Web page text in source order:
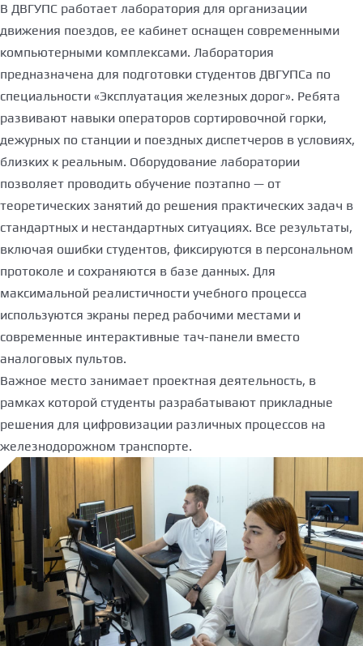
В ДВГУПС работает лаборатория для организации
движения поездов, ее кабинет оснащен современными
компьютерными комплексами. Лаборатория
предназначена для подготовки студентов ДВГУПСа по
специальности «Эксплуатация железных дорог». Ребята
развивают навыки операторов сортировочной горки,
дежурных по станции и поездных диспетчеров в условиях,
близких к реальным. Оборудование лаборатории
позволяет проводить обучение поэтапно — от
теоретических занятий до решения практических задач в
стандартных и нестандартных ситуациях. Все результаты,
включая ошибки студентов, фиксируются в персональном
протоколе и сохраняются в базе данных. Для
максимальной реалистичности учебного процесса
используются экраны перед рабочими местами и
современные интерактивные тач-панели вместо
аналоговых пультов.
Важное место занимает проектная деятельность, в
рамках которой студенты разрабатывают прикладные
решения для цифровизации различных процессов на
железнодорожном транспорте.